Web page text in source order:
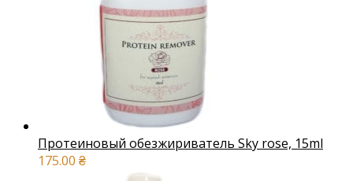
Протеиновый обезжириватель Sky rose, 15ml
175.00 ₴